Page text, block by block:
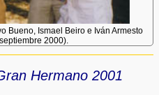
Bueno, Ismael Beiro e Iván Armesto
2000).
Hermano 2001